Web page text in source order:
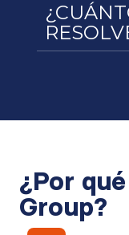
¿Por
Group?